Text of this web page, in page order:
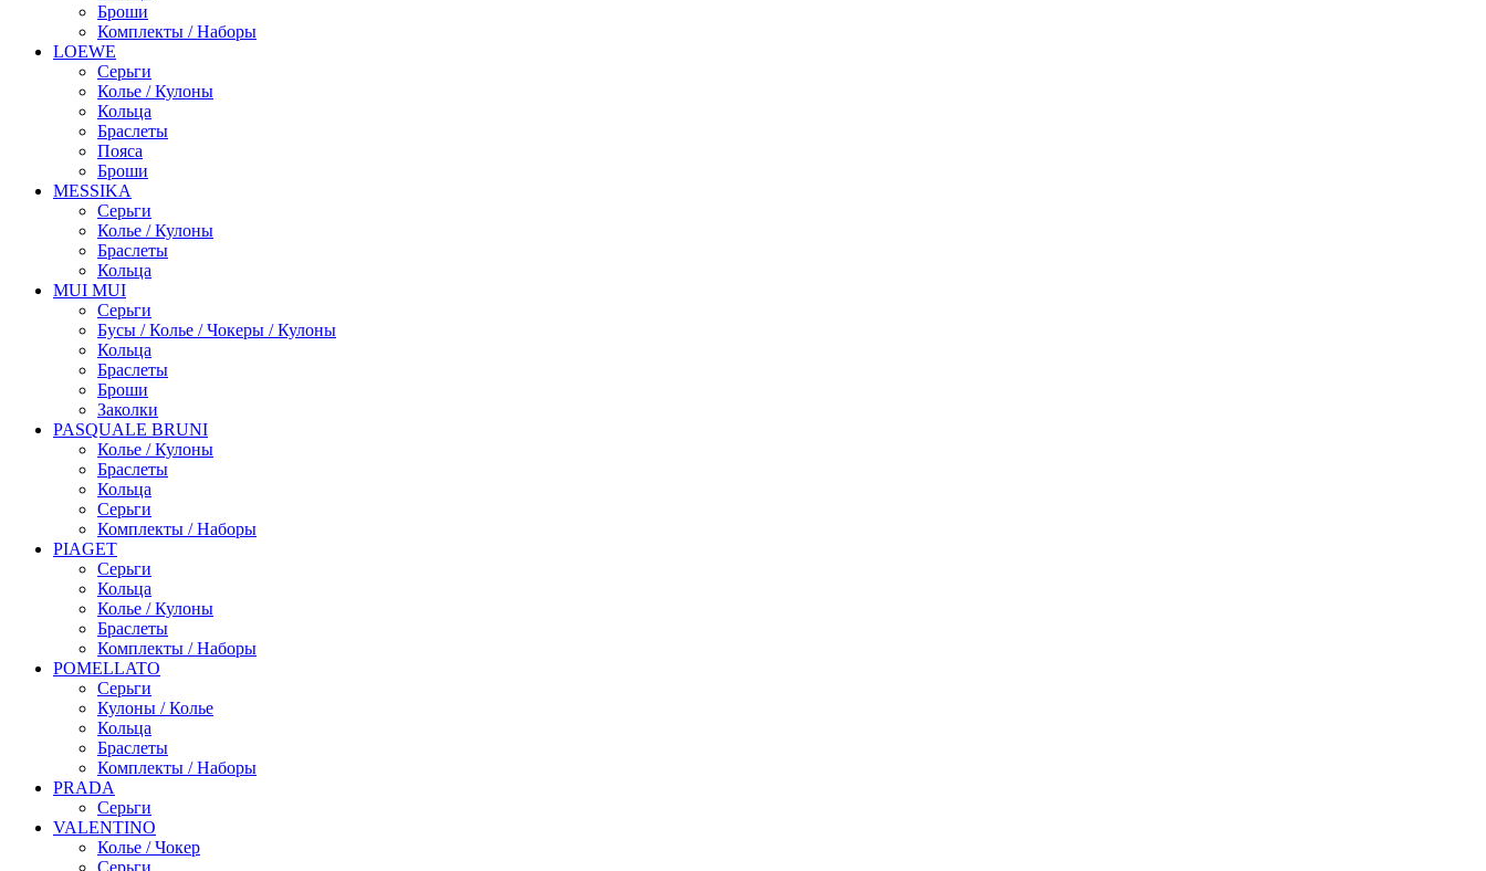
Броши
Комплекты / Наборы
LOEWE
Серьги
Колье / Кулоны
Кольца
Браслеты
Пояса
Броши
MESSIKA
Серьги
Колье / Кулоны
Браслеты
Кольца
MUI MUI
Серьги
Бусы / Колье / Чокеры / Кулоны
Кольца
Браслеты
Броши
Заколки
PASQUALE BRUNI
Колье / Кулоны
Браслеты
Кольца
Серьги
Комплекты / Наборы
PIAGET
Серьги
Кольца
Колье / Кулоны
Браслеты
Комплекты / Наборы
POMELLATO
Серьги
Кулоны / Колье
Кольца
Браслеты
Комплекты / Наборы
PRADA
Серьги
VALENTINO
Колье / Чокер
Серьги